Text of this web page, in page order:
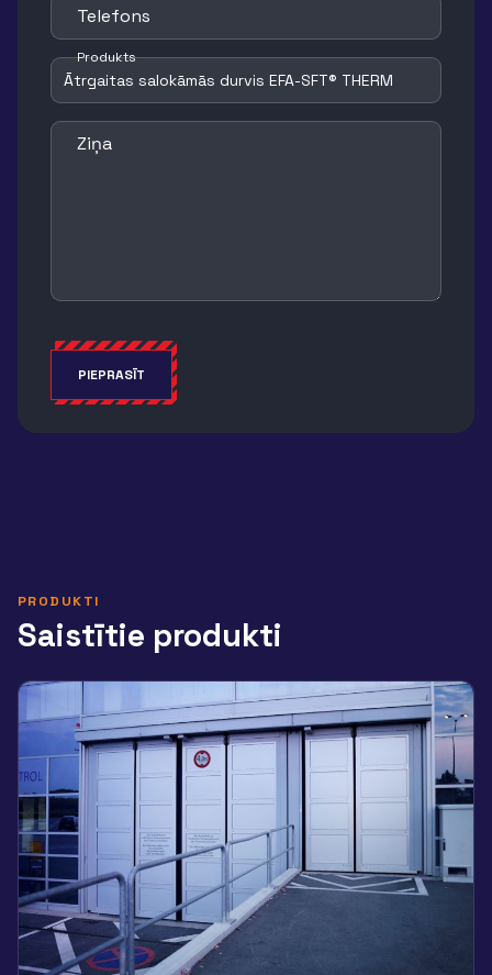
Telefons
Produkts
Ziņa
PIEPRASĪT
PRODUKTI
Saistītie produkti